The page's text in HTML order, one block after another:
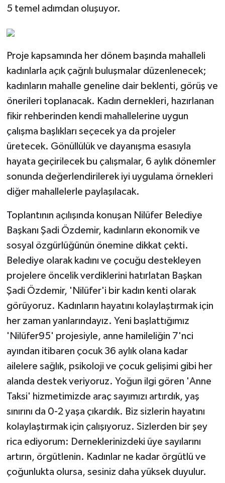
5 temel adımdan oluşuyor.
Proje kapsamında her dönem başında mahalleli
kadınlarla açık çağrılı buluşmalar düzenlenecek;
kadınların mahalle geneline dair beklenti, görüş ve
önerileri toplanacak. Kadın dernekleri, hazırlanan
fikir rehberinden kendi mahallelerine uygun
çalışma başlıkları seçecek ya da projeler
üretecek. Gönüllülük ve dayanışma esasıyla
hayata geçirilecek bu çalışmalar, 6 aylık dönemler
sonunda değerlendirilerek iyi uygulama örnekleri
diğer mahallelerle paylaşılacak.
Toplantının açılışında konuşan Nilüfer Belediye
Başkanı Şadi Özdemir, kadınların ekonomik ve
sosyal özgürlüğünün önemine dikkat çekti.
Belediye olarak kadını ve çocuğu destekleyen
projelere öncelik verdiklerini hatırlatan Başkan
Şadi Özdemir, 'Nilüfer'i bir kadın kenti olarak
görüyoruz. Kadınların hayatını kolaylaştırmak için
her zaman yanlarındayız. Yeni başlattığımız
'Nilüfer95' projesiyle, anne hamileliğin 7'nci
ayından itibaren çocuk 36 aylık olana kadar
ailelere sağlık, psikoloji ve çocuk gelişimi gibi her
alanda destek veriyoruz. Yoğun ilgi gören 'Anne
Taksi' hizmetimizde araç sayımızı artırdık, yaş
sınırını da 0-2 yaşa çıkardık. Biz sizlerin hayatını
kolaylaştırmak için çalışıyoruz. Sizlerden bir şey
rica ediyorum: Derneklerinizdeki üye sayılarını
artırın, örgütlenin. Kadınlar ne kadar örgütlü ve
çoğunlukta olursa, sesiniz daha yüksek duyulur.